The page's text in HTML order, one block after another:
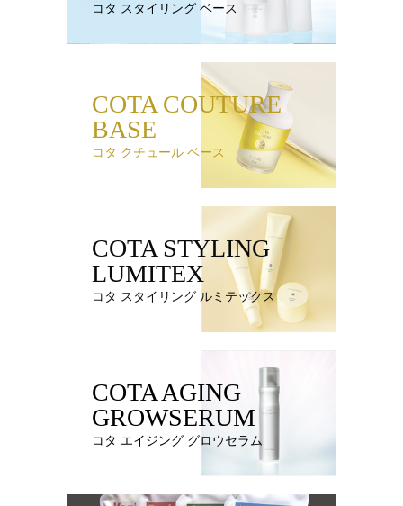
コタ スタイリング ベース
COTA COUTURE
BASE
コタ クチュール ベース
COTA STYLING
LUMITEX
コタ スタイリング ルミテックス
COTA AGING
GROWSERUM
コタ エイジング グロウセラム